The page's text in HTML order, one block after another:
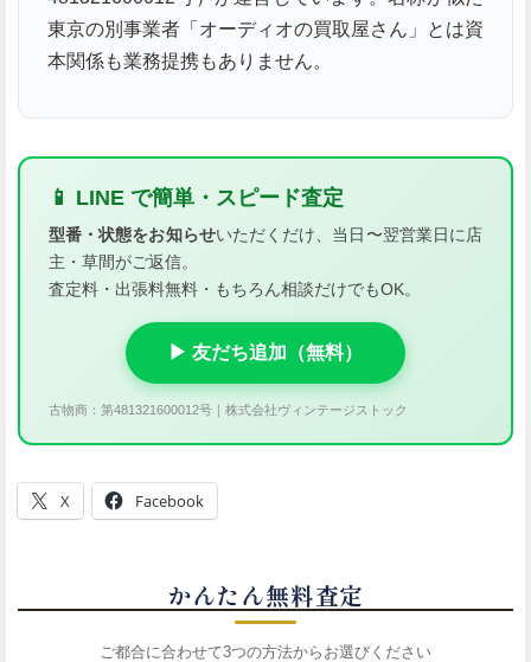
東京の別事業者「オーディオの買取屋さん」とは資
本関係も業務提携もありません。
📱 LINE で簡単・スピード査定
型番・状態をお知らせいただくだけ、当日〜翌営業日に店
主・草間がご返信。
査定料・出張料無料・もちろん相談だけでもOK。
▶ 友だち追加（無料）
古物商：第481321600012号｜株式会社ヴィンテージストック
X Facebook
かんたん無料査定
ご都合に合わせて3つの方法からお選びください